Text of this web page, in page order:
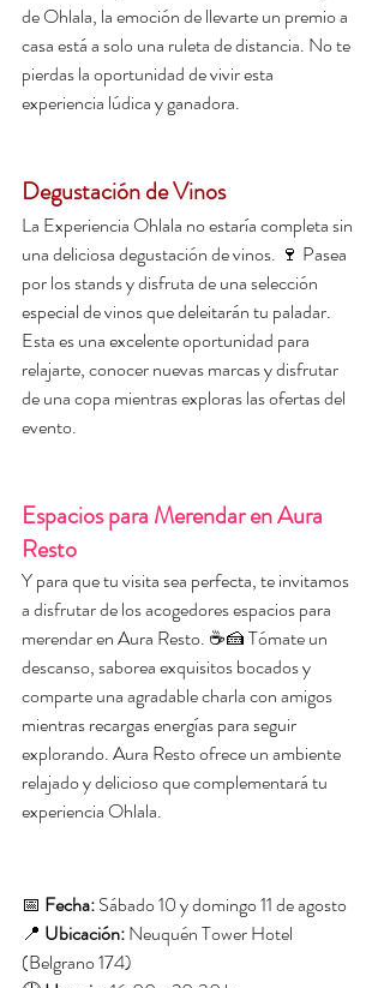
de Ohlala, la emoción de llevarte un premio a
casa está a solo una ruleta de distancia. No te
pierdas la oportunidad de vivir esta
experiencia lúdica y ganadora.
Degustación de Vinos
La Experiencia Ohlala no estaría completa sin
una deliciosa degustación de vinos. 🍷 Pasea
por los stands y disfruta de una selección
especial de vinos que deleitarán tu paladar.
Esta es una excelente oportunidad para
relajarte, conocer nuevas marcas y disfrutar
de una copa mientras exploras las ofertas del
evento.
Espacios para Merendar en Aura
Resto
Y para que tu visita sea perfecta, te invitamos
a disfrutar de los acogedores espacios para
merendar en Aura Resto. ☕🍰 Tómate un
descanso, saborea exquisitos bocados y
comparte una agradable charla con amigos
mientras recargas energías para seguir
explorando. Aura Resto ofrece un ambiente
relajado y delicioso que complementará tu
experiencia Ohlala.
📅 Fecha: Sábado 10 y domingo 11 de agosto
📍 Ubicación: Neuquén Tower Hotel
(Belgrano 174)